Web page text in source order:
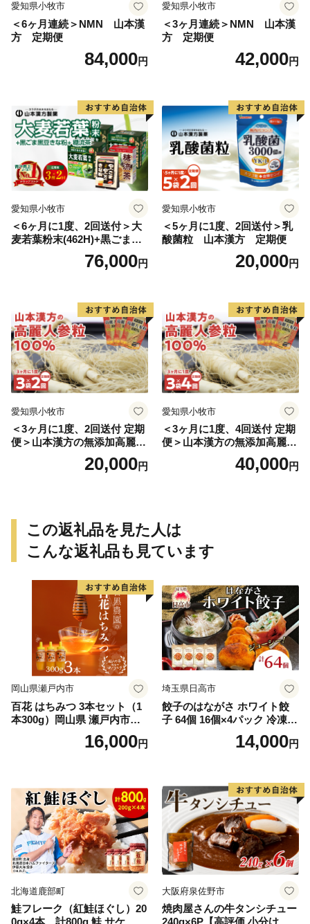
愛知県小牧市
＜6ヶ月連続＞NMN 山本漢
方 定期便
84,000円
愛知県小牧市
＜3ヶ月連続＞NMN 山本漢
方 定期便
42,000円
愛知県小牧市
＜6ヶ月に1度、2回送付＞大
麦若葉粉末(462H)+黒ごま黒
豆きな粉+ 糖流茶 山本漢
76,000円
愛知県小牧市
＜5ヶ月に1度、2回送付＞乳
酸菌粒 山本漢方 定期便
20,000円
愛知県小牧市
＜3ヶ月に1度、2回送付 定期
便＞山本漢方の無添加高麗人
20,000円
愛知県小牧市
＜3ヶ月に1度、4回送付 定期
便＞山本漢方の無添加高麗人
40,000円
この返礼品を見た人は
こんな返礼品も見ています
岡山県瀬戸内市
百花 はちみつ 3本セット（1
本300g）岡山県 瀬戸内市産
石黒農園 ヨーグルト パン 砂
糖の代わり 香り高い いい香
16,000円
埼玉県日高市
餃子のはながさ ホワイト餃
子 64個 16個×4パック 冷凍
中華 点心 B級グルメ ご当地
野菜 おつまみ おかず 簡単調
ー ギフト お取り寄せ 日高市
14,000円
北海道鹿部町
鮭フレーク（紅鮭ほぐし）20
大阪府泉佐野市
焼肉屋さんの牛タンシチュー